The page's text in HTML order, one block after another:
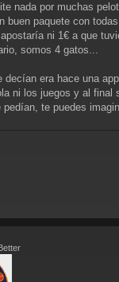
nada por muchas
buen paquete con
ni 1€ a que
somos 4 gatos...
decían era hace una
ni los juegos y al final
pedían, te puedes